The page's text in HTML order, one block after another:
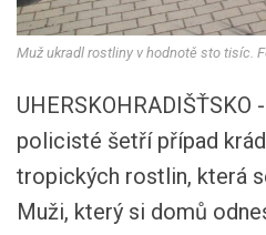
Muž ukradl rostliny v hodnotě sto tisíc.
policisté šetří případ
tropických rostlin, která
Muži, který si domů